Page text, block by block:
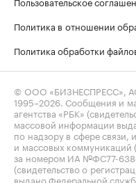
Политика в отношении
Политика обработки
© ООО «БИЗНЕСПРЕСС»,
1995–2026 . Сообщения и
агентства «РБК»
массовой информации
по надзору в сфере
и массовых коммуникаций
за номером ИА №ФС77-
(свидетельство о
выдано Федеральной